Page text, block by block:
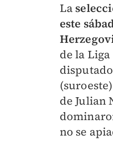
La
este
de la
de Julian
no se